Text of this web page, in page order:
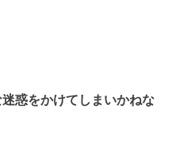
惑をかけてしまいかねな